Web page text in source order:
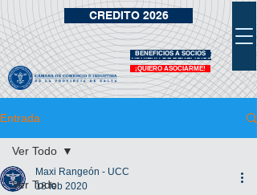
¡QUIERO ASOCIARME!
VIDRIERA DE BENEFICIOS
BENEFICIOS A SOCIOS
CREDITO 2026
Entrada
Ver Todo
Ver Todo
Maxi Rangeón - UCC
18 feb 2020